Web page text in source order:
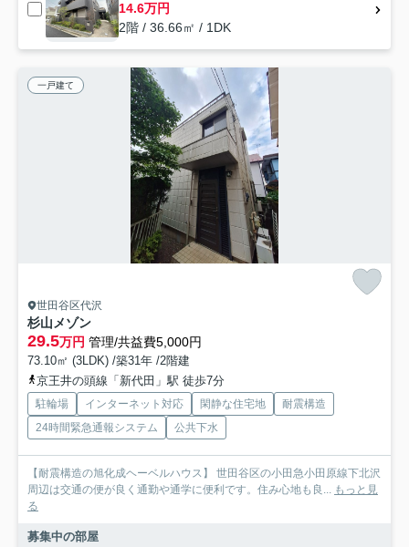
14.6万円
2階 / 36.66㎡ / 1DK
一戸建て
世田谷区代沢
杉山メゾン
29.5万円 管理/共益費5,000円
73.10㎡ (3LDK) /築31年 /2階建
京王井の頭線「新代田」駅 徒歩7分
駐輪場 インターネット対応 閑静な住宅地
耐震構造
24時間緊急通報システム
公共下水
【耐震構造の旭化成ヘーベルハウス】 世田谷区の小田急小田原線下北沢
周辺は交通の便が良く通勤や通学に便利です。住み心地も良... もっと見
る
募集中の部屋